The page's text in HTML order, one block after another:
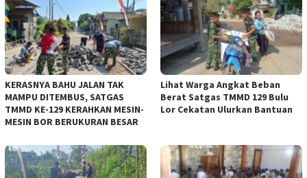
KERASNYA BAHU JALAN TAK
MAMPU DITEMBUS, SATGAS
TMMD KE-129 KERAHKAN MESIN-
MESIN BOR BERUKURAN BESAR
Lihat Warga Angkat Beban
Berat Satgas TMMD 129 Bulu
Lor Cekatan Ulurkan Bantuan